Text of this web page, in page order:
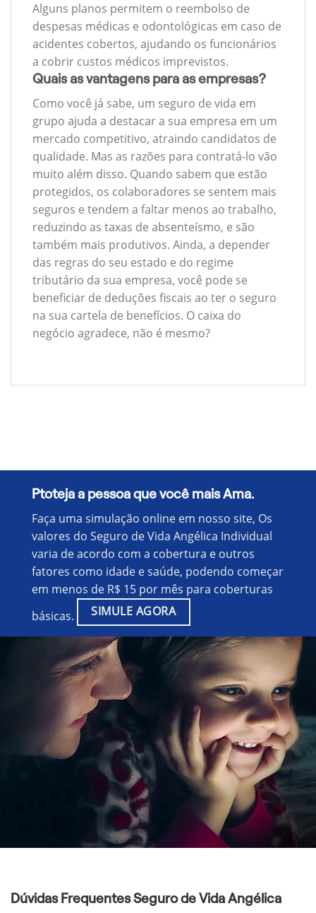
Alguns planos permitem o reembolso de
despesas médicas e odontológicas em caso de
acidentes cobertos, ajudando os funcionários
a cobrir custos médicos imprevistos.
Quais as vantagens para as empresas?
Como você já sabe, um seguro de vida em
grupo ajuda a destacar a sua empresa em um
mercado competitivo, atraindo candidatos de
qualidade. Mas as razões para contratá-lo vão
muito além disso. Quando sabem que estão
protegidos, os colaboradores se sentem mais
seguros e tendem a faltar menos ao trabalho,
reduzindo as taxas de absenteísmo, e são
também mais produtivos. Ainda, a depender
das regras do seu estado e do regime
tributário da sua empresa, você pode se
beneficiar de deduções fiscais ao ter o seguro
na sua cartela de benefícios. O caixa do
negócio agradece, não é mesmo?
Ptoteja a pessoa que você mais Ama.
Faça uma simulação online em nosso site, Os
valores do Seguro de Vida Angélica Individual
varia de acordo com a cobertura e outros
fatores como idade e saúde, podendo começar
em menos de R$ 15 por mês para coberturas
básicas.
SIMULE AGORA
Dúvidas Frequentes Seguro de Vida Angélica